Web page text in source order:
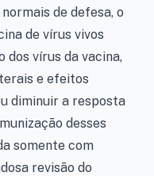
de defesa, o
de vírus vivos
vírus da vacina,
e efeitos
diminuir a resposta
desses
somente com
revisão do